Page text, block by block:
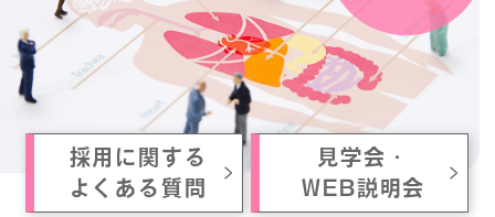
採用に関する
よくある質問
見学会・
WEB説明会